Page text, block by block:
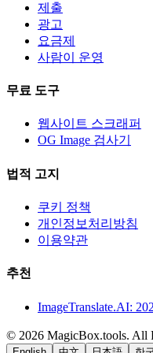
제출
광고
요금제
사람이 운영
무료 도구
웹사이트 스크래퍼
OG Image 검사기
법적 고지
쿠키 정책
개인정보처리방침
이용약관
추천
ImageTranslate.AI:
© 2026 MagicBox.tools. All